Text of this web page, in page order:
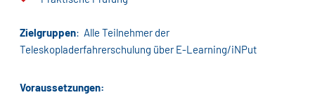
Zielgruppen: Alle Teilnehmer der
Teleskopladerfahrerschulung über E-Learning/iNPut
Voraussetzungen: